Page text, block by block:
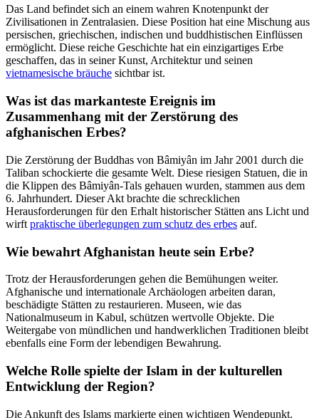
Das Land befindet sich an einem wahren Knotenpunkt der
Zivilisationen in Zentralasien. Diese Position hat eine Mischung aus
persischen, griechischen, indischen und buddhistischen Einflüssen
ermöglicht. Diese reiche Geschichte hat ein einzigartiges Erbe
geschaffen, das in seiner Kunst, Architektur und seinen
vietnamesische bräuche sichtbar ist.
Was ist das markanteste Ereignis im
Zusammenhang mit der Zerstörung des
afghanischen Erbes?
Die Zerstörung der Buddhas von Bâmiyân im Jahr 2001 durch die
Taliban schockierte die gesamte Welt. Diese riesigen Statuen, die in
die Klippen des Bâmiyân-Tals gehauen wurden, stammen aus dem
6. Jahrhundert. Dieser Akt brachte die schrecklichen
Herausforderungen für den Erhalt historischer Stätten ans Licht und
wirft praktische überlegungen zum schutz des erbes auf.
Wie bewahrt Afghanistan heute sein Erbe?
Trotz der Herausforderungen gehen die Bemühungen weiter.
Afghanische und internationale Archäologen arbeiten daran,
beschädigte Stätten zu restaurieren. Museen, wie das
Nationalmuseum in Kabul, schützen wertvolle Objekte. Die
Weitergabe von mündlichen und handwerklichen Traditionen bleibt
ebenfalls eine Form der lebendigen Bewahrung.
Welche Rolle spielte der Islam in der kulturellen
Entwicklung der Region?
Die Ankunft des Islams markierte einen wichtigen Wendepunkt.